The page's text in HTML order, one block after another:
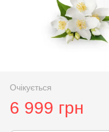
Очікується
6 999 грн